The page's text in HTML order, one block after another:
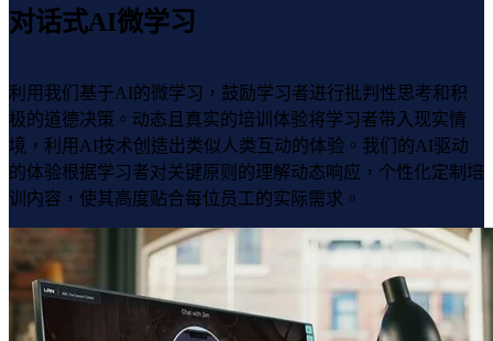
对话式AI微学习
利用我们基于AI的微学习，鼓励学习者进行批判性思考和积
极的道德决策。动态且真实的培训体验将学习者带入现实情
境，利用AI技术创造出类似人类互动的体验。我们的AI驱动
的体验根据学习者对关键原则的理解动态响应，个性化定制培
训内容，使其高度贴合每位员工的实际需求。